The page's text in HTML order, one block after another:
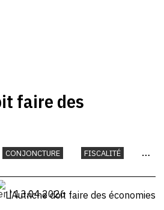
faire des
CONJONCTURE
FISCALITÉ
| 13.04.2026